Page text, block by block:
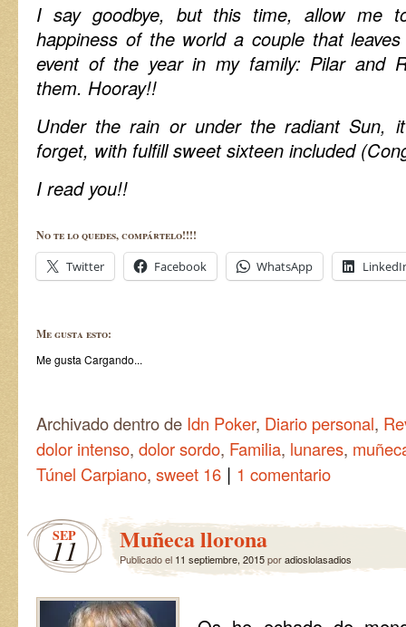
I say goodbye, but this time, allow me
happiness of the world a couple that
event of the year in my family: Pilar and
them. Hooray!!
Under the rain or under the radiant Sun,
forget, with fulfill sweet sixteen included
I read you!!
No te lo quedes, compártelo!!!!
Twitter Facebook WhatsApp
Me gusta esto:
Me gusta Cargando...
Archivado dentro de Idn Poker, Diario personal,
dolor intenso, dolor sordo, Familia, lunares,
Túnel Carpiano, sweet 16 | 1 comentario
SEP
11 Muñeca llorona
Publicado el 11 septiembre, 2015poradioslolasadios